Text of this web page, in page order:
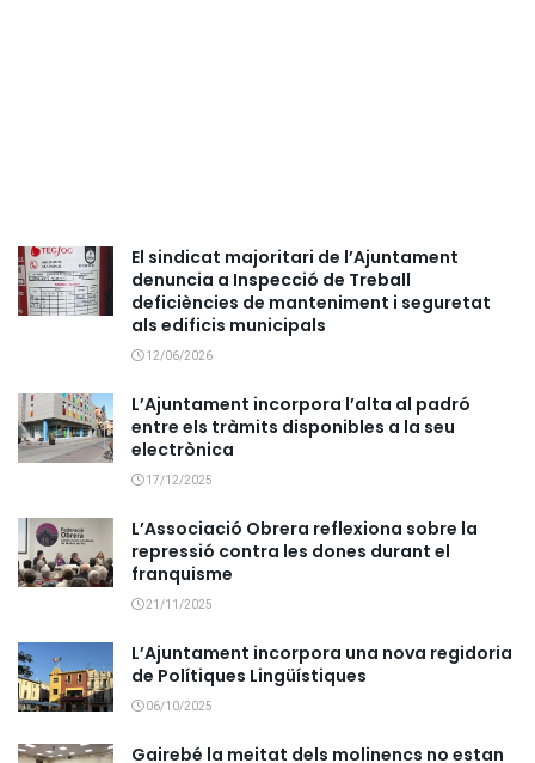
El sindicat majoritari de l’Ajuntament
denuncia a Inspecció de Treball
deficiències de manteniment i seguretat
als edificis municipals
12/06/2026
L’Ajuntament incorpora l’alta al padró
entre els tràmits disponibles a la seu
electrònica
17/12/2025
L’Associació Obrera reflexiona sobre la
repressió contra les dones durant el
franquisme
21/11/2025
L’Ajuntament incorpora una nova regidoria
de Polítiques Lingüístiques
06/10/2025
Gairebé la meitat dels molinencs no estan